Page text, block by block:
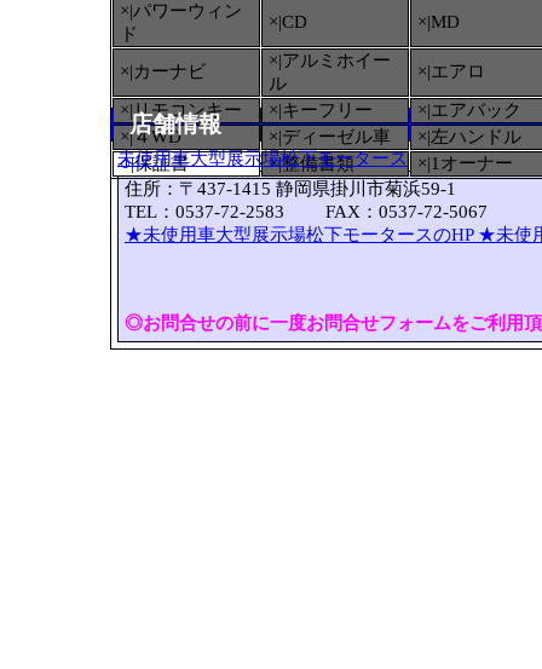
×|パワーウィン
ド
×|CD ×|MD
×|カーナビ
×|アルミホイー
ル
×|エアロ
×|リモコンキー
×|キーフリー
×|エアバック
×|４WD
×|ディーゼル車
×|左ハンドル
○|保証書 ×|整備書類 ×|1オーナー
店舗情報
未使用車大型展示場松下モータース
住所：〒437-1415 静岡県掛川市菊浜59-1
TEL：0537-72-2583 FAX：0537-72-5067
★未使用車大型展示場松下モータースのHP ★未使
◎お問合せの前に一度お問合せフォームをご利用